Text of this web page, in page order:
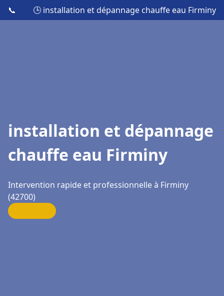
📞 🕒 installation et dépannage chauffe eau Firminy
installation et dépannage
chauffe eau Firminy
Intervention rapide et professionnelle à Firminy
(42700)